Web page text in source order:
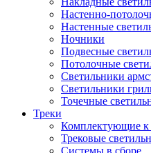
Настенно-
Настенные
Ночники
Подвесные
Потолочные
Светильники
Светильники
Точечные
Треки
Комплектующие к
Трековые
Системы в сборе